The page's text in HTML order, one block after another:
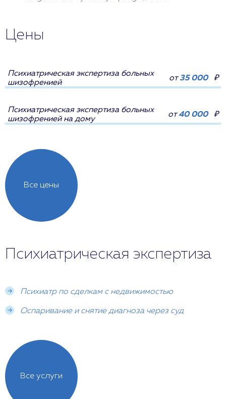
Цены
Все цены
Психиатрическая экспертиза больных
шизофренией
от35 000 ₽
Психиатрическая экспертиза больных
шизофренией на дому
от40 000 ₽
Психиатрическая экспертиза
Психиатр по сделкам с недвижимостью
Оспаривание и снятие диагноза через суд
Все услуги